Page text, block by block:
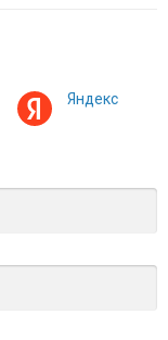
Яндекс